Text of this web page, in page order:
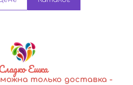
Ешка
только доставка -